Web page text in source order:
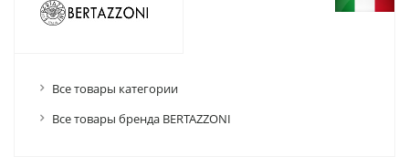
Все товары категории
Все товары бренда BERTAZZONI